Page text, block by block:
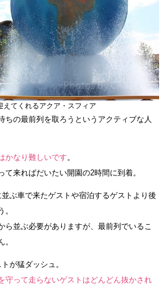
えてくれるアクア・スフィア
ちの最前列を取ろうというアクティブな人
かなり難しいです。
て来ればだいたい開園の2時間に到着。
ぶ車で来たゲストや宿泊するゲストより後
ら並ぶ必要がありますが、最前列でいるこ
が猛ダッシュ。
守って走らないゲストはどんどん抜かされ